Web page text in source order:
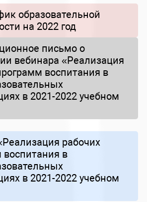
образовательной
на 2022 год
письмо о
вебинара «Реализация
воспитания в
в 2021-2022 учебном
рабочих
в
в 2021-2022 учебном